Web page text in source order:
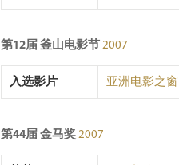
第12届 釜山电影节 2007
入选影片 亚洲电影之窗
第44届 金马奖 2007